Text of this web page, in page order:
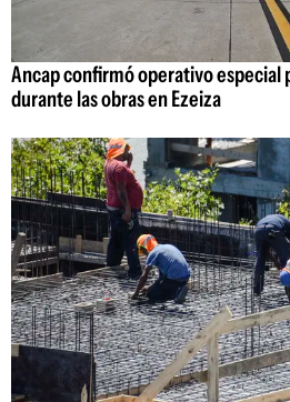
Ancap confirmó operativo especial
durante las obras en Ezeiza